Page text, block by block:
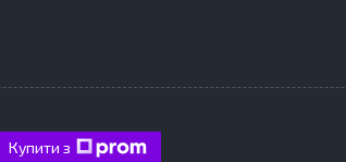
Купити з